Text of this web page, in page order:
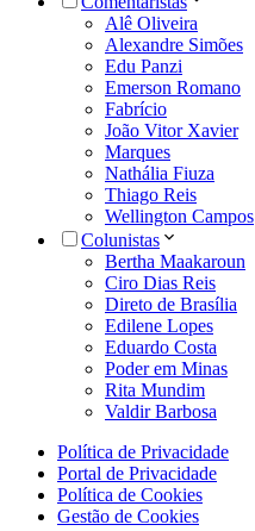
Alê Oliveira
Alexandre Simões
Edu Panzi
Emerson Romano
Fabrício
João Vitor Xavier
Marques
Nathália Fiuza
Thiago Reis
Wellington Campos
Colunistas
Bertha Maakaroun
Ciro Dias Reis
Direto de Brasília
Edilene Lopes
Eduardo Costa
Poder em Minas
Rita Mundim
Valdir Barbosa
Política de Privacidade
Portal de Privacidade
Política de Cookies
Gestão de Cookies